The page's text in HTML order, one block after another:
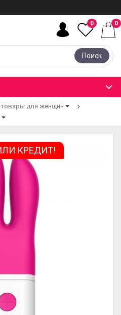
Поиск
0 0
товары для женщин
КРЕДИТ!